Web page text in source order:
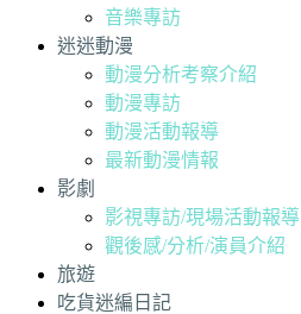
音樂專訪
迷迷動漫
動漫分析考察介紹
動漫專訪
動漫活動報導
最新動漫情報
影劇
影視專訪/現場活動報導
觀後感/分析/演員介紹
旅遊
吃貨迷編日記